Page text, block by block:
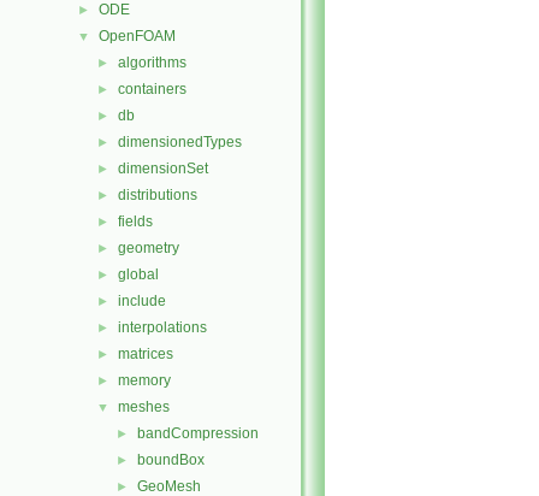
► ODE
▼ OpenFOAM
► algorithms
► containers
► db
► dimensionedTypes
► dimensionSet
► distributions
► fields
► geometry
► global
► include
► interpolations
► matrices
► memory
▼ meshes
► bandCompression
► boundBox
► GeoMesh